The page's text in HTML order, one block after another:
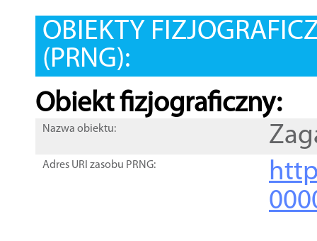
OBIEKTY
(PRNG):
Obiekt fizjograficzny:
Nazwa obiektu:
Adres URI zasobu PRNG: